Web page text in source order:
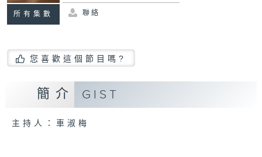
所有集數 聯絡
您喜歡這個節目嗎?
簡介 GIST
主持人：車淑梅